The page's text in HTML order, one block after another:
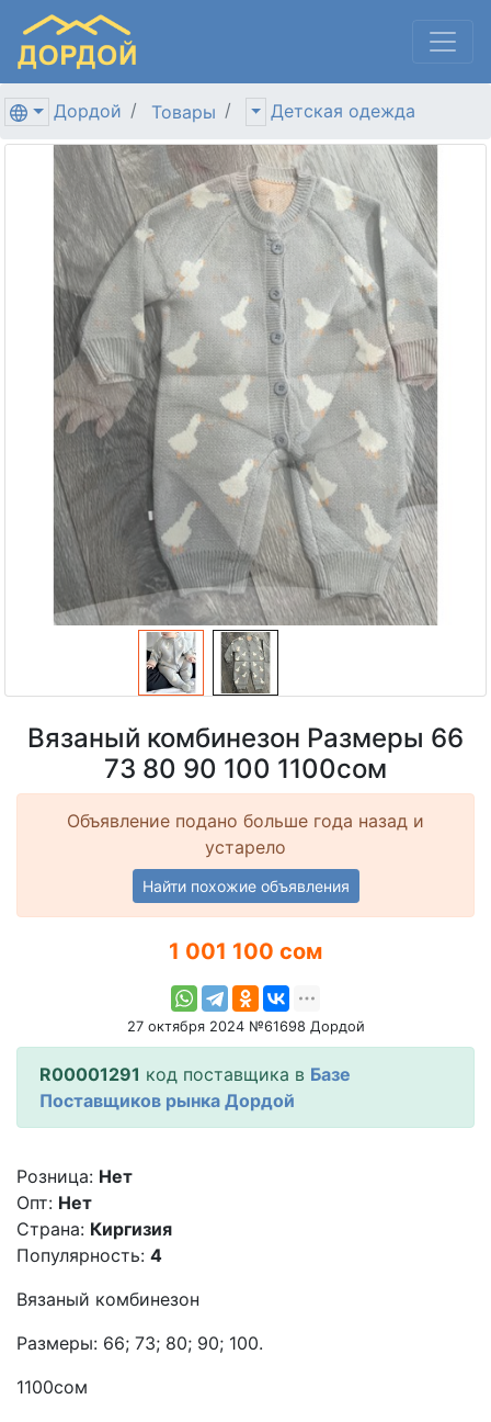
Дордой Товары Детская одежда
Вязаный комбинезон Размеры 66
73 80 90 100 1100сом
Объявление подано больше года назад и
устарело
Найти похожие объявления
1 001 100 сом
27 октября 2024 №61698 Дордой
R00001291 код поставщика в Базе
Поставщиков рынка Дордой
Розница: Нет
Опт: Нет
Страна: Киргизия
Популярность: 4
Вязаный комбинезон
Размеры: 66; 73; 80; 90; 100.
1100сом